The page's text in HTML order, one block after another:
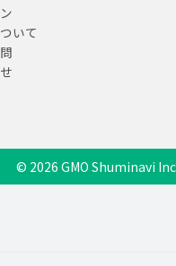
いて
© 2026 GMO Shuminavi